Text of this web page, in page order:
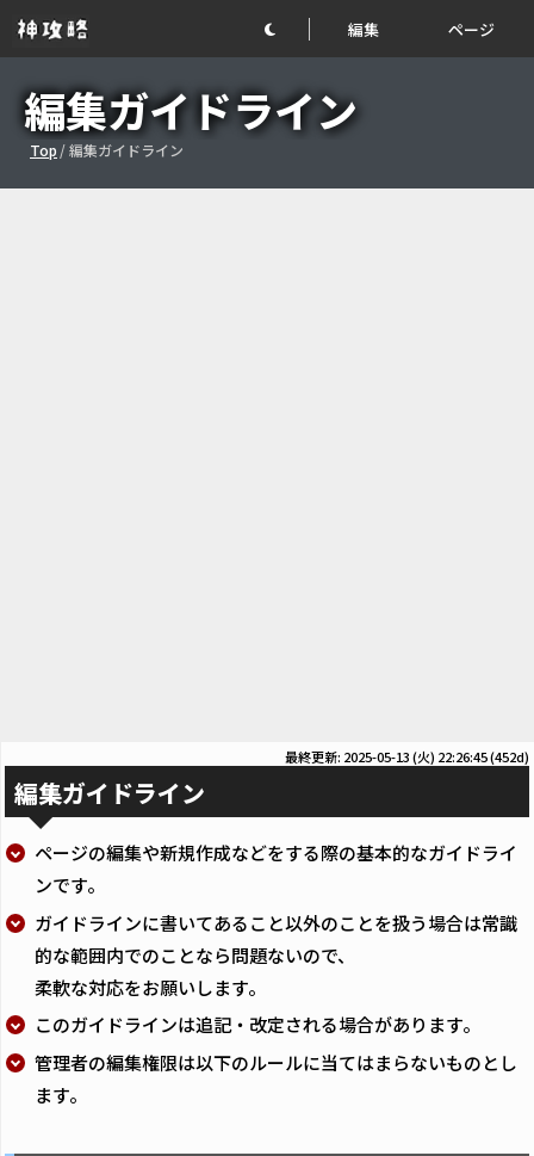
編集 ページ
編集ガイドライン
Top /編集ガイドライン
最終更新: 2025-05-13 (火) 22:26:45(452d)
編集ガイドライン
ページの編集や新規作成などをする際の基本的なガイドライ
ンです。
ガイドラインに書いてあること以外のことを扱う場合は常識
的な範囲内でのことなら問題ないので、
柔軟な対応をお願いします。
このガイドラインは追記・改定される場合があります。
管理者の編集権限は以下のルールに当てはまらないものとし
ます。